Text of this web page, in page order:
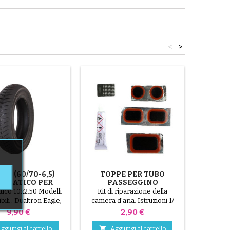
>
<
(60/70-6,5)
PER
ELETTRICI -
ADERENZA
10x2.50 Modelli
: Dualtron Eagle,
Kaabo Mantis 10
10X Vsett 10+ Kugoo
Inokim OX / OXO
Prezzo
9,90 €
TOPPE PER TUBO
PASSEGGINO
Kit di riparazione della
camera d'aria. Istruzioni 1/
Individuare il foro nella
camera d'aria. 2/ Strofinare la
superficie che riceverà la
Prezzo
2,90 €